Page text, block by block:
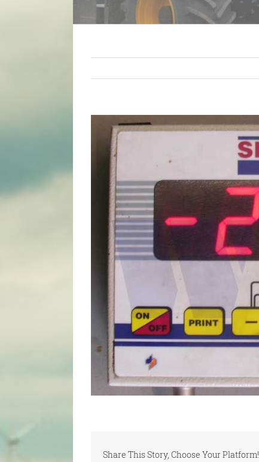
Image
Share This Story, Choose Your Platform!